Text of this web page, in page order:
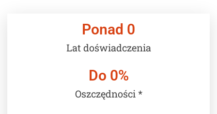
Lat doświadczenia
Ponad 0
Oszczędności *
Do 0%